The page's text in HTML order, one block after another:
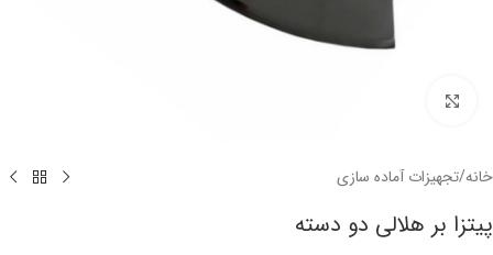
خانه/تجهیزات آماده سازی
پیتزا بر هلالی دو دسته